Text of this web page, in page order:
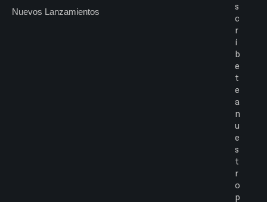
Nuevos Lanzamientos
s
c
r
í
b
e
t
e
a
n
u
e
s
t
r
o
p